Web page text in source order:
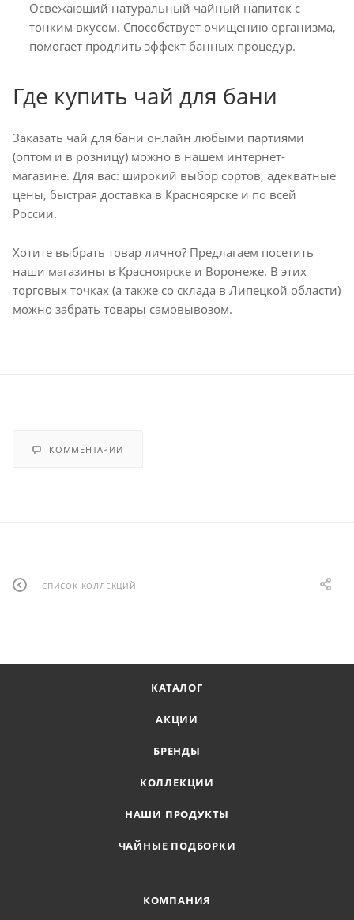
Освежающий натуральный чайный напиток с
тонким вкусом. Способствует очищению организма,
помогает продлить эффект банных процедур.
Где купить чай для бани
Заказать чай для бани онлайн любыми партиями
(оптом и в розницу) можно в нашем интернет-
магазине. Для вас: широкий выбор сортов, адекватные
цены, быстрая доставка в Красноярске и по всей
России.
Хотите выбрать товар лично? Предлагаем посетить
наши магазины в Красноярске и Воронеже. В этих
торговых точках (а также со склада в Липецкой области)
можно забрать товары самовывозом.
КОММЕНТАРИИ
СПИСОК КОЛЛЕКЦИЙ
КАТАЛОГ
АКЦИИ
БРЕНДЫ
КОЛЛЕКЦИИ
НАШИ ПРОДУКТЫ
ЧАЙНЫЕ ПОДБОРКИ
КОМПАНИЯ